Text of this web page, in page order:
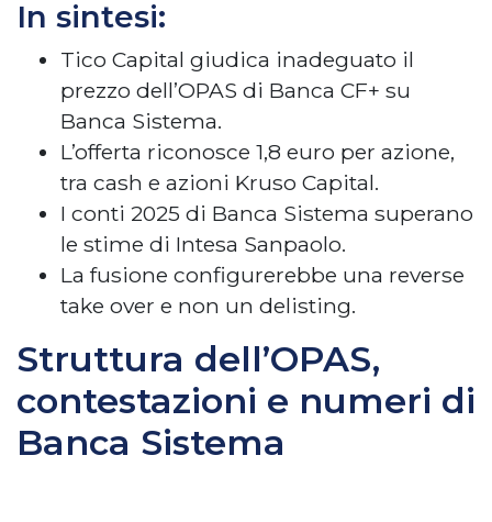
In sintesi:
Tico Capital giudica inadeguato il
prezzo dell’OPAS di Banca CF+ su
Banca Sistema.
L’offerta riconosce 1,8 euro per azione,
tra cash e azioni Kruso Capital.
I conti 2025 di Banca Sistema superano
le stime di Intesa Sanpaolo.
La fusione configurerebbe una reverse
take over e non un delisting.
Struttura dell’OPAS,
contestazioni e numeri di
Banca Sistema